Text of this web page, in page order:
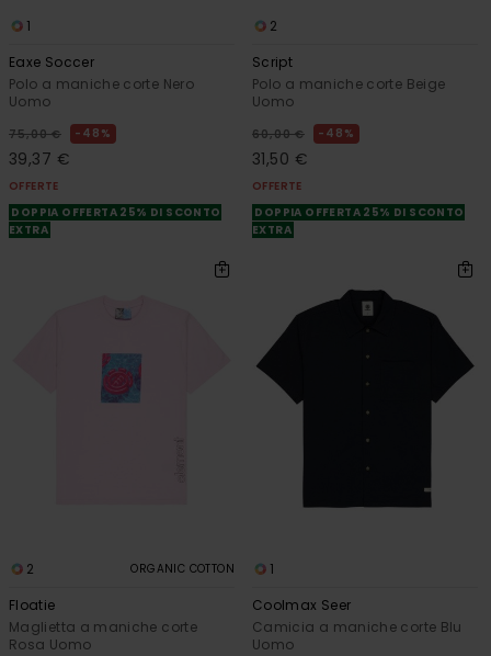
1
Eaxe Soccer
Polo a maniche corte Nero
Uomo
75,00 € 48%
39,37 €
OFFERTE
DOPPIA OFFERTA 25% DI SCONTO
EXTRA
2
Script
Polo a maniche corte Beige
Uomo
60,00 € 48%
31,50 €
OFFERTE
DOPPIA OFFERTA 25% DI SCONTO
EXTRA
2 ORGANIC COTTON
Floatie
Maglietta a maniche corte
Rosa Uomo
1
Coolmax Seer
Camicia a maniche corte Blu
Uomo